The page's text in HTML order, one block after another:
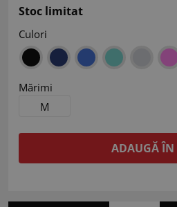
Stoc limitat
Culori
Mărimi
M
ADAUGĂ ÎN